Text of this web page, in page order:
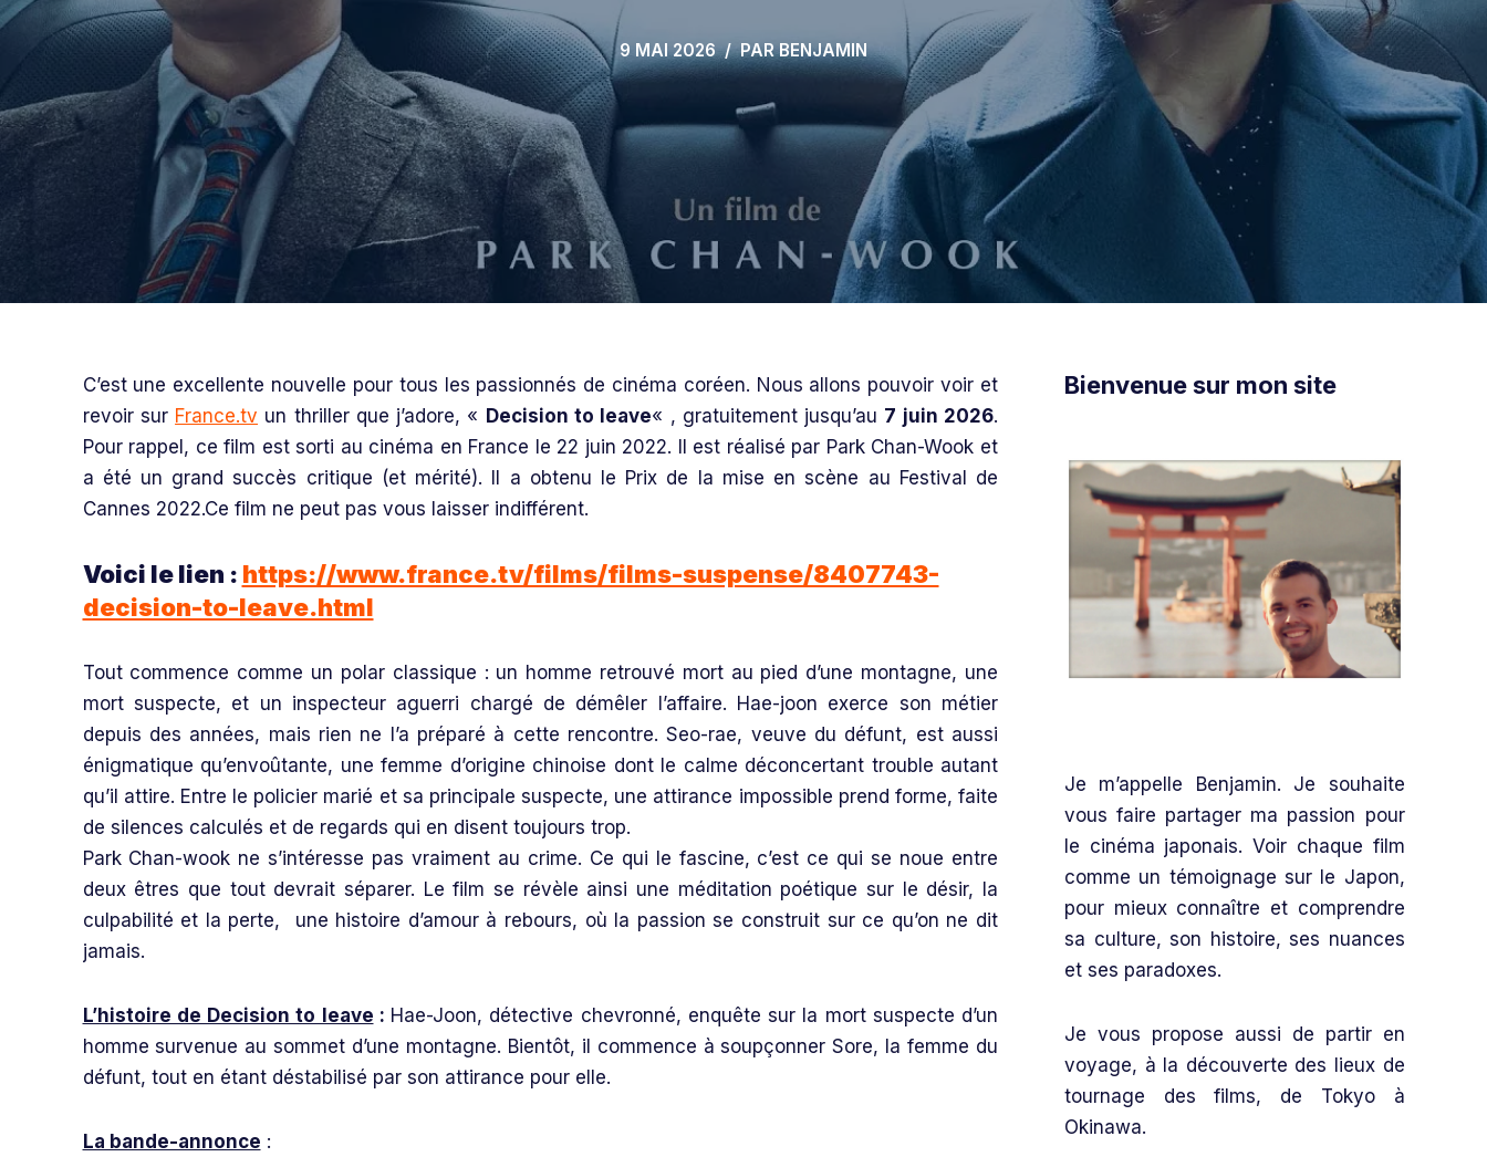
9 MAI 2026 PARBENJAMIN
C’est une excellente nouvelle pour tous les passionnés de cinéma coréen. Nous allons pouvoir voir et
revoir sur France.tv un thriller que j’adore, « Decision to leave« , gratuitement jusqu’au 7 juin 2026.
Pour rappel, ce film est sorti au cinéma en France le 22 juin 2022. Il est réalisé par Park Chan-Wook et
a été un grand succès critique (et mérité). Il a obtenu le Prix de la mise en scène au Festival de
Cannes 2022.Ce film ne peut pas vous laisser indifférent.
Voici le lien : https://www.france.tv/films/films-suspense/8407743-
decision-to-leave.html
Tout commence comme un polar classique : un homme retrouvé mort au pied d’une montagne, une
mort suspecte, et un inspecteur aguerri chargé de démêler l’affaire. Hae-joon exerce son métier
depuis des années, mais rien ne l’a préparé à cette rencontre. Seo-rae, veuve du défunt, est aussi
énigmatique qu’envoûtante, une femme d’origine chinoise dont le calme déconcertant trouble autant
qu’il attire. Entre le policier marié et sa principale suspecte, une attirance impossible prend forme, faite
de silences calculés et de regards qui en disent toujours trop.
Park Chan-wook ne s’intéresse pas vraiment au crime. Ce qui le fascine, c’est ce qui se noue entre
deux êtres que tout devrait séparer. Le film se révèle ainsi une méditation poétique sur le désir, la
culpabilité et la perte, une histoire d’amour à rebours, où la passion se construit sur ce qu’on ne dit
jamais.
L’histoire de Decision to leave : Hae-Joon, détective chevronné, enquête sur la mort suspecte d’un
homme survenue au sommet d’une montagne. Bientôt, il commence à soupçonner Sore, la femme du
défunt, tout en étant déstabilisé par son attirance pour elle.
La bande-annonce :
Bienvenue sur mon site
Je m’appelle Benjamin. Je souhaite
vous faire partager ma passion pour
le cinéma japonais. Voir chaque film
comme un témoignage sur le Japon,
pour mieux connaître et comprendre
sa culture, son histoire, ses nuances
et ses paradoxes.
Je vous propose aussi de partir en
voyage, à la découverte des lieux de
tournage des films, de Tokyo à
Okinawa.